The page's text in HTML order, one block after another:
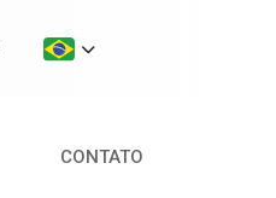
CONTATO